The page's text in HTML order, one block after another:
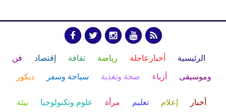
الرئيسية أخبارعاجلة رياضة ثقافة إقتصاد فن
وموسيقى أزياء صحة وتغذية سياحة وسفر ديكور
أخبار إعلام تعليم مرأة علوم وتكنولوجيا بيئة